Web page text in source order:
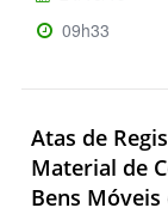
09h33
Atas de
Material de
Bens